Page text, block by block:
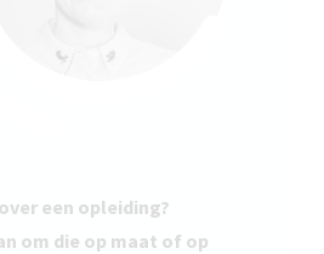
een opleiding?
om die op maat of op